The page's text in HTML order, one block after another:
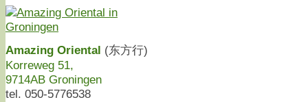
Amazing Oriental (东方行)
Korreweg 51,
9714AB Groningen
tel. 050-5776538